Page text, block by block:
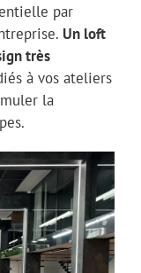
par
Un loft
très
à vos ateliers
la